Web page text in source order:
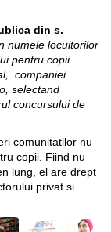
din s.
numele locuitorilor
pentru copii
companiei
selectand
concursului de
comunitatilor nu
copii. Fiind nu
lung, el are drept
privat si